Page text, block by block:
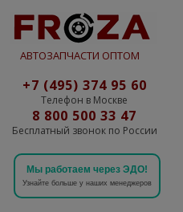
АВТОЗАПЧАСТИ ОПТОМ
+7 (495) 374 95 60
Телефон в Москве
8 800 500 33 47
Бесплатный звонок по России
Мы работаем через ЭДО!
Узнайте больше у наших менеджеров